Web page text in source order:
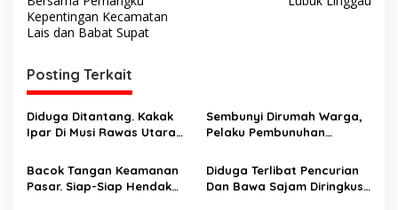
v
i
a
s
i
o
Kepentingan Kecamatan
Lais dan Babat Supat
Posting Terkait
Diduga Ditantang. Kakak
Ipar Di Musi Rawas Utara
Oleh Adik Ipar. Pelaku
Ditangkap Di Ogan Ilir
Sembunyi Dirumah Warga,
Pelaku Pembunuhan
Ditangkap
Bacok Tangan Keamanan
Pasar. Siap-Siap Hendak
Diduga Terlibat Pencurian
Dan Bawa Sajam Diringkus